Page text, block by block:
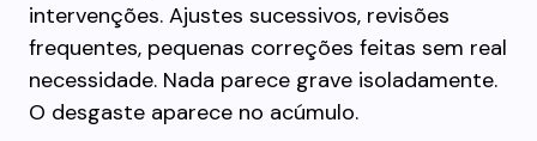
intervenções. Ajustes sucessivos, revisões
frequentes, pequenas correções feitas sem real
necessidade. Nada parece grave isoladamente.
O desgaste aparece no acúmulo.